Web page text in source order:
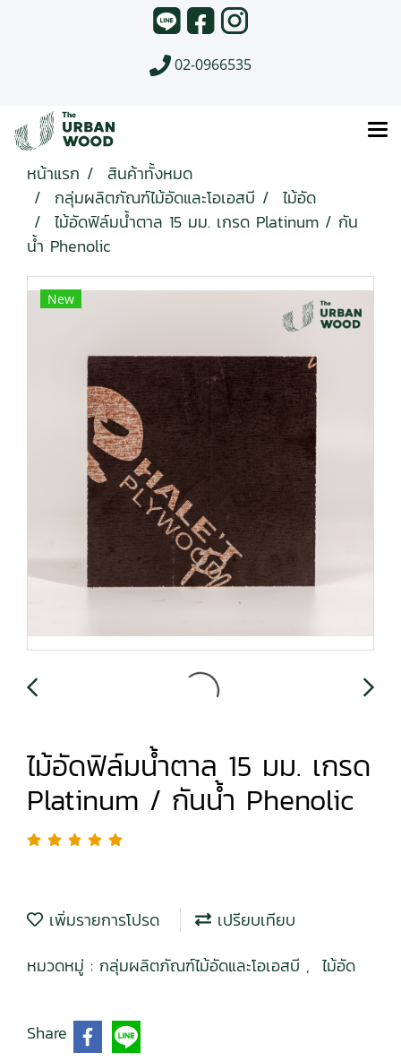
02-0966535
หน้าแรก
สินค้าทั้งหมด
กลุ่มผลิตภัณฑ์ไม้อัดและโอเอสบี
ไม้อัด
ไม้อัดฟิล์มน้ำตาล 15 มม. เกรด Platinum / กัน
น้ำ Phenolic
New
ไม้อัดฟิล์มน้ำตาล 15 มม. เกรด
Platinum / กันน้ำ Phenolic
เพิ่มรายการโปรด
เปรียบเทียบ
หมวดหมู่ : กลุ่มผลิตภัณฑ์ไม้อัดและโอเอสบี , ไม้อัด
Share